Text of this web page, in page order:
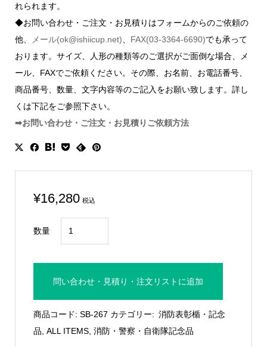
れられます。
◆お問い合わせ・ご注文・お見積りはフォームからのご依頼の
他、
メール(ok@ishiicup.net) FAX(03-3364-6690)でも承って
おります。サイズ、人形の種類等のご選択がご面倒な場合、メ
ール、FAXでご依頼ください。その際、お名前、お電話番号、
商品番号、数量、文字内容等のご記入をお願い致します。詳し
くは下記をご参照下さい。
➡お問い合わせ・ご注文・お見積りご依頼方法
¥16,280 税込
数量
防
用
問い合わせ・見積り・注文リストに追加
商品コード: SB-267 カテゴリー: 消防表彰楯・記念
品 ALL ITEMS, 消防・警察・自衛隊記念品